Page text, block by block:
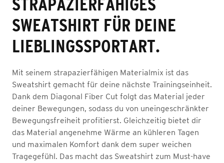
STRAPAZIERFÄHIGES
SWEATSHIRT FÜR DEINE
LIEBLINGSSPORTART.
Mit seinem strapazierfähigen Materialmix ist das
Sweatshirt gemacht für deine nächste Trainingseinheit.
Dank dem Diagonal Fiber Cut folgt das Material jeder
deiner Bewegungen, sodass du von uneingeschränkter
Bewegungsfreiheit profitierst. Gleichzeitig bietet dir
das Material angenehme Wärme an kühleren Tagen
und maximalen Komfort dank dem super weichen
Tragegefühl. Das macht das Sweatshirt zum Must-have